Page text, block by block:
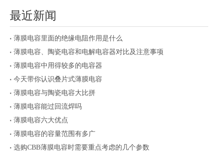
最近新闻
薄膜电容里面的绝缘电阻作用是什么
薄膜电容、陶瓷电容和电解电容器对比及注意事项
薄膜电容中用得较多的电容器
今天带你认识叠片式薄膜电容
薄膜电容与陶瓷电容大比拼
薄膜电容能过回流焊吗
薄膜电容六大优点
薄膜电容的容量范围有多广
选购CBB薄膜电容时需要重点考虑的几个参数